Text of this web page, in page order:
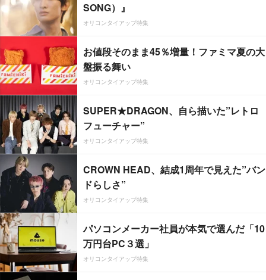
SONG）』
オリコンタイアップ特集
お値段そのまま45％増量！ファミマ夏の大
盤振る舞い
オリコンタイアップ特集
SUPER★DRAGON、自ら描いた”レトロ
フューチャー”
オリコンタイアップ特集
CROWN HEAD、結成1周年で見えた”バン
ドらしさ”
オリコンタイアップ特集
パソコンメーカー社員が本気で選んだ「10
万円台PC３選」
オリコンタイアップ特集